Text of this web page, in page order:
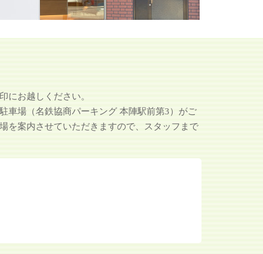
にお越しください。
車場（名鉄協商パーキング 本陣駅前第3）がご
を案内させていただきますので、スタッフまで